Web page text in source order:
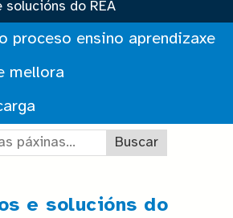
solucións do REA
proceso ensino aprendizaxe
mellora
páxinas:
e solucións do